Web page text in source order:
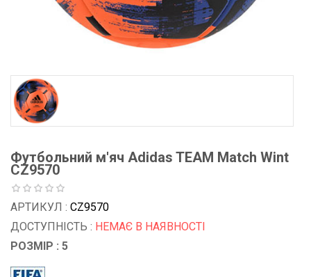
Футбольний м'яч Adidas TEAM Match Wint
CZ9570
АРТИКУЛ : CZ9570
ДОСТУПНІСТЬ : НЕМАЄ В НАЯВНОСТІ
РОЗМІР : 5